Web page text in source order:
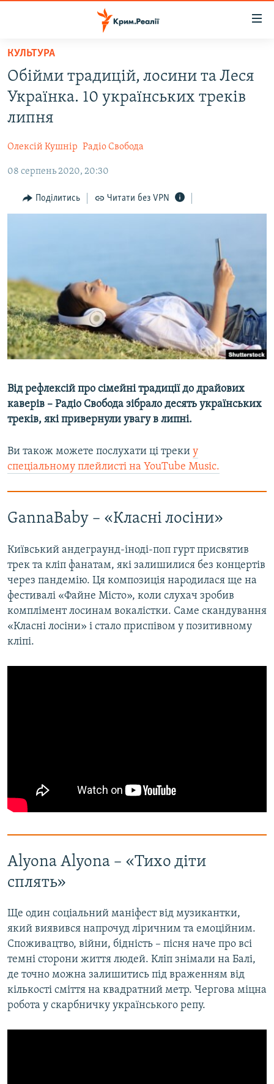
Перейти
основного
матеріалу
Перейти
до
основної
Перейти
пошуку
НОВИНИ
ВІДЕО ТА ФОТО
БЛОГИ
ПОГЛЯД
ІНТЕРВ'Ю
ВІДЕОУРОКИ «ELIFBE»
СВІДЧЕННЯ ОКУПАЦІЇ
УКРАЇНСЬКА ПРОБЛЕМА КРИМУ
ІНФОГРАФІКА
Русский
Qırımtatar
ДОЛУЧАЙСЯ!
Усі сайти RFE/RL
КУЛЬТУРА
Обійми традицій, лосини та Леся
Українка. 10 українських треків
липня
Олексій Кушнір Радіо Свобода
08 серпень 2020, 20:30
Поділитись Читати без VPN
Від рефлексій про сімейні традиції до драйових
каверів – Радіо Свобода зібрало десять українських
треків, які привернули увагу в липні.
Ви також можете послухати ці треки у
спеціальному плейлисті на YouTube Music.
GannaBaby – «Класні лосіни»
Київський андеграунд-іноді-поп гурт присвятив
трек та кліп фанатам, які залишилися без концертів
через пандемію. Ця композиція народилася ще на
фестивалі «Файне Місто», коли слухач зробив
комплімент лосинам вокалістки. Саме скандування
«Класні лосіни» і стало приспівом у позитивному
кліпі.
Alyona Alyona – «Тихо діти
сплять»
Ще один соціальний маніфест від музикантки,
який виявився напрочуд ліричним та емоційним.
Споживацтво, війни, бідність – пісня наче про всі
темні сторони життя людей. Кліп знімали на Балі,
де точно можна залишитись під враженням від
кількості сміття на квадратний метр. Чергова міцна
робота у скарбничку українського репу.